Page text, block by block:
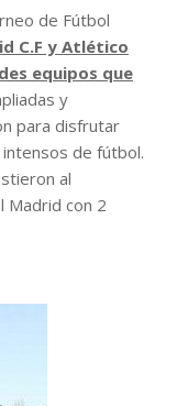
de Fútbol
C.F y Atlético
equipos que
y
para disfrutar
de fútbol.
al
Madrid con 2